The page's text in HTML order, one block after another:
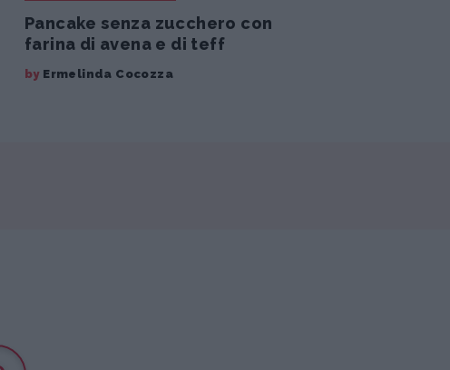
Pancake senza zucchero con
farina di avena e di teff
by Ermelinda Cocozza